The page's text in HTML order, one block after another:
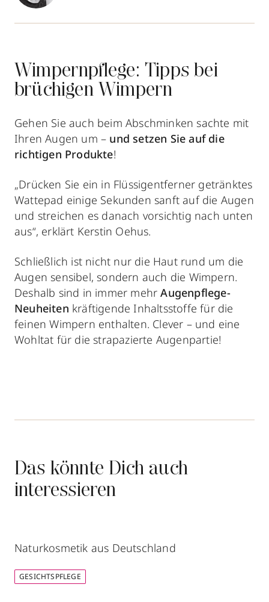
Wimpernpflege: Tipps bei
brüchigen Wimpern
Gehen Sie auch beim Abschminken sachte mit
Ihren Augen um – und setzen Sie auf die
richtigen Produkte!
„Drücken Sie ein in Flüssigentferner getränktes
Wattepad einige Sekunden sanft auf die Augen
und streichen es danach vorsichtig nach unten
aus“, erklärt Kerstin Oehus.
Schließlich ist nicht nur die Haut rund um die
Augen sensibel, sondern auch die Wimpern.
Deshalb sind in immer mehrAugenpflege-
Neuheiten kräftigende Inhaltsstoffe für die
feinen Wimpern enthalten. Clever – und eine
Wohltat für die strapazierte Augenpartie!
Das könnte Dich auch
interessieren
Naturkosmetik aus Deutschland
GESICHTSPFLEGE